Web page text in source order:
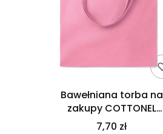
Bawełniana torba na
zakupy COTTONEL
COLOUR++ MO9846-11
7,70 zł